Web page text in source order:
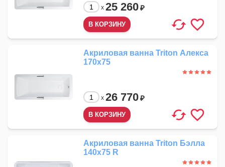
x 25 260₽
Акриловая ванна Triton Алекса
170x75
x 26 770₽
Акриловая ванна Triton Бэлла
140x75 R